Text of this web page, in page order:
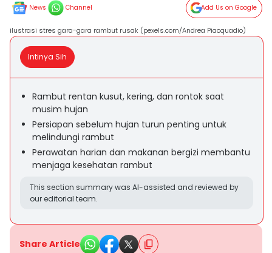
News Channel Add Us on Google
ilustrasi stres gara-gara rambut rusak (pexels.com/Andrea Piacquadio)
Intinya Sih
Rambut rentan kusut, kering, dan rontok saat
musim hujan
Persiapan sebelum hujan turun penting untuk
melindungi rambut
Perawatan harian dan makanan bergizi membantu
menjaga kesehatan rambut
This section summary was AI-assisted and reviewed by
our editorial team.
Share Article